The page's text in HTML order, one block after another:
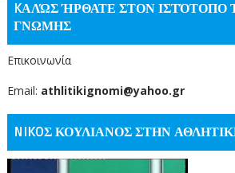
KΑΛΏΣ ΉΡΘΑΤΕ ΣΤΟΝ ΙΣΤΌΤΟΠΟ
ΓΝΩΜΗΣ
Επικοινωνία
Email: athlitikignomi@yahoo.gr
NIKOΣ ΚΟΥΛΙΑΝΟΣ ΣΤΗΝ